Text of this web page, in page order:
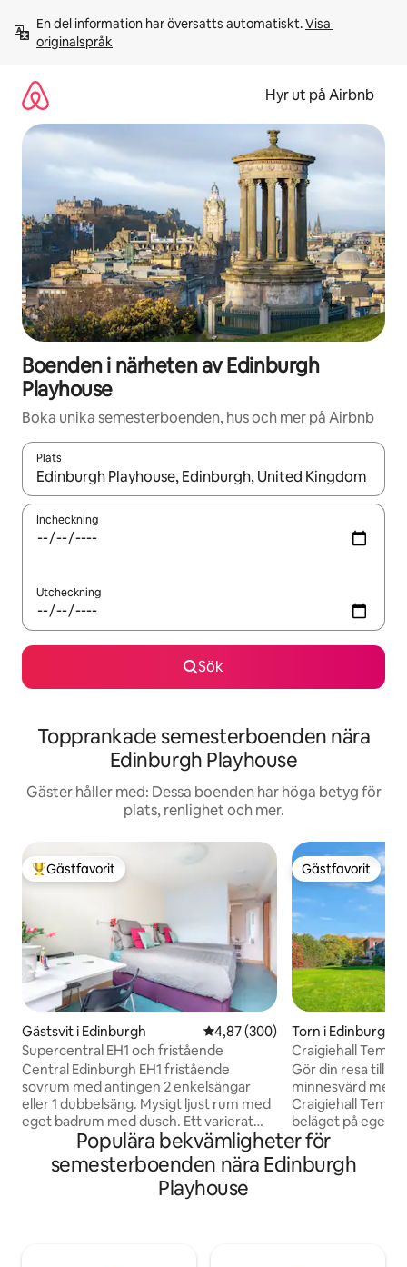
innehåll
En del information har översatts automatiskt. Visa
originalspråk
Hyr ut på Airbnb
Boenden i närheten av Edinburgh
Playhouse
Boka unika semesterboenden, hus och mer på Airbnb
Plats
När resultaten är tillgängliga kan du navigera med upp- och
Incheckning
Utcheckning
Sök
Topprankade semesterboenden nära
Edinburgh Playhouse
Gäster håller med: Dessa boenden har höga betyg för
plats, renlighet och mer.
Populär gästfavorit
Gästfavorit
Gästsvit i Edinburgh 4,87 av 5 i genomsnittligt
4,87 (300)
Supercentral EH1 och fristående
Central Edinburgh EH1 fristående
sovrum med antingen 2 enkelsängar
eller 1 dubbelsäng. Mysigt ljust rum med
eget badrum med dusch. Ett varierat
urval av gratis drycker såsom te, kaffe,
stilla och mousserande vatten, snacks,
frukostbars chips och kex tillhandahålls i
Gästfavorit
Gästfavorit
Torn i Edinburgh
Craigiehall
byggd 1759)
Gör din resa till
minnesvärd med
Craigiehall
beläget på egen
av Craigiehall
Grade A för sin
visar
Populära bekvämligheter för
semesterboenden nära Edinburgh
Playhouse